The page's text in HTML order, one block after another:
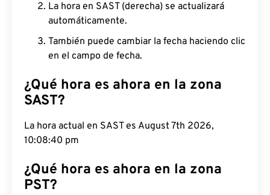
La hora en SAST (derecha) se actualizará
automáticamente.
También puede cambiar la fecha haciendo clic
en el campo de fecha.
¿Qué hora es ahora en la zona
SAST?
La hora actual en SAST es August 7th 2026,
10:08:41 pm
¿Qué hora es ahora en la zona
PST?